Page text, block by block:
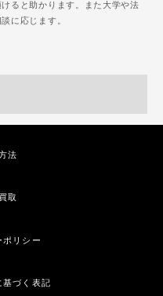
ると助かります。また大学や法
に応じます。
法
取
ポリシー
基づく表記